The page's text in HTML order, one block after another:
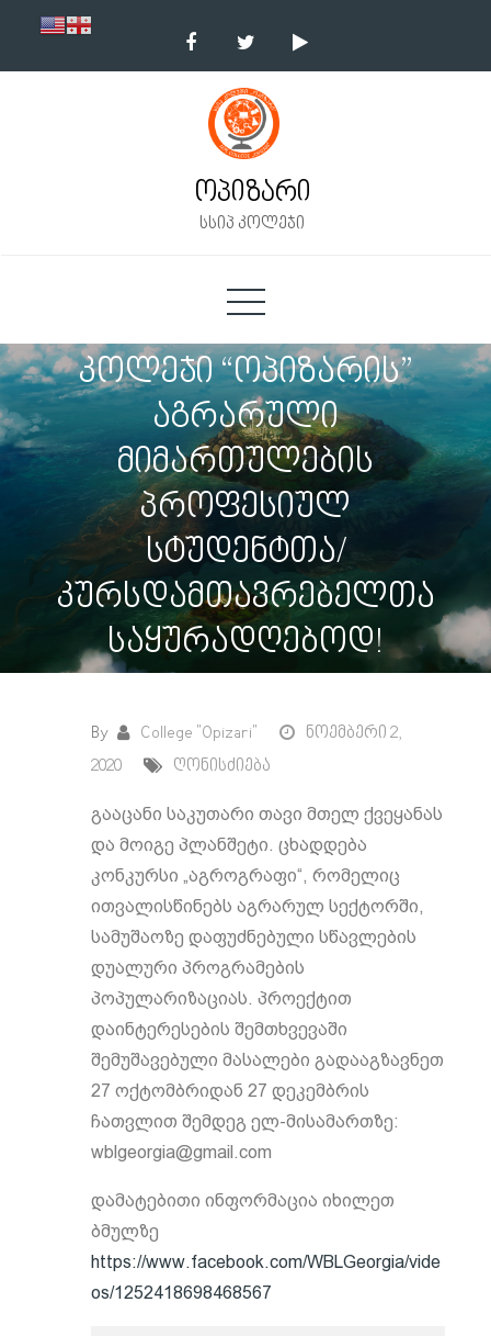
content
ოპიზარი
სსიპ კოლეჯი
კოლეჯი “ოპიზარის”
აგრარული
მიმართულების
პროფესიულ
სტუდენტთა/
კურსდამთავრებელთა
საყურადღებოდ!
By College "Opizari"
ნოემბერი 2,
2020
ღონისძიება
გააცანი საკუთარი თავი მთელ ქვეყანას
და მოიგე პლანშეტი. ცხადდება
კონკურსი „აგროგრაფი“, რომელიც
ითვალისწინებს აგრარულ სექტორში,
სამუშაოზე დაფუძნებული სწავლების
დუალური პროგრამების
პოპულარიზაციას. პროექტით
დაინტერესების შემთხვევაში
შემუშავებული მასალები გადააგზავნეთ
27 ოქტომბრიდან 27 დეკემბრის
ჩათვლით შემდეგ ელ-მისამართზე:
wblgeorgia@gmail.com
დამატებითი ინფორმაცია იხილეთ
ბმულზე
https://www.facebook.com/WBLGeorgia/vide
os/1252418698468567